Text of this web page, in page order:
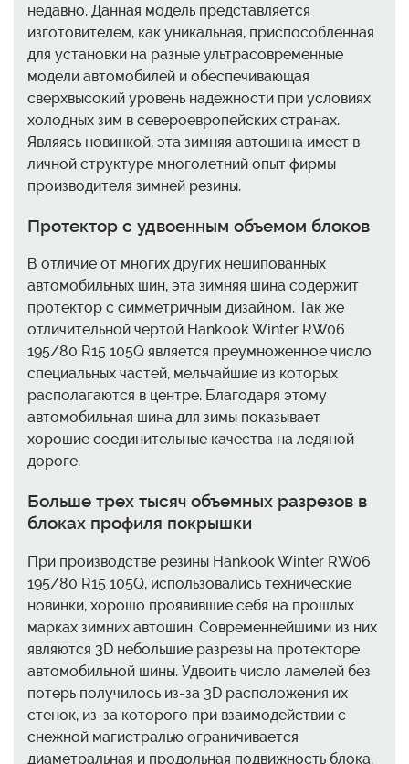
недавно. Данная модель представляется
изготовителем, как уникальная, приспособленная
для установки на разные ультрасовременные
модели автомобилей и обеспечивающая
сверхвысокий уровень надежности при условиях
холодных зим в североевропейских странах.
Являясь новинкой, эта зимняя автошина имеет в
личной структуре многолетний опыт фирмы
производителя зимней резины.
Протектор с удвоенным объемом блоков
В отличие от многих других нешипованных
автомобильных шин, эта зимняя шина содержит
протектор с симметричным дизайном. Так же
отличительной чертой Hankook Winter RW06
195/80 R15 105Q является преумноженное число
специальных частей, мельчайшие из которых
располагаются в центре. Благодаря этому
автомобильная шина для зимы показывает
хорошие соединительные качества на ледяной
дороге.
Больше трех тысяч объемных разрезов в
блоках профиля покрышки
При производстве резины Hankook Winter RW06
195/80 R15 105Q, использовались технические
новинки, хорошо проявившие себя на прошлых
марках зимних автошин. Современнейшими из них
являются 3D небольшие разрезы на протекторе
автомобильной шины. Удвоить число ламелей без
потерь получилось из-за 3D расположения их
стенок, из-за которого при взаимодействии с
снежной магистралью ограничивается
диаметральная и продольная подвижность блока.